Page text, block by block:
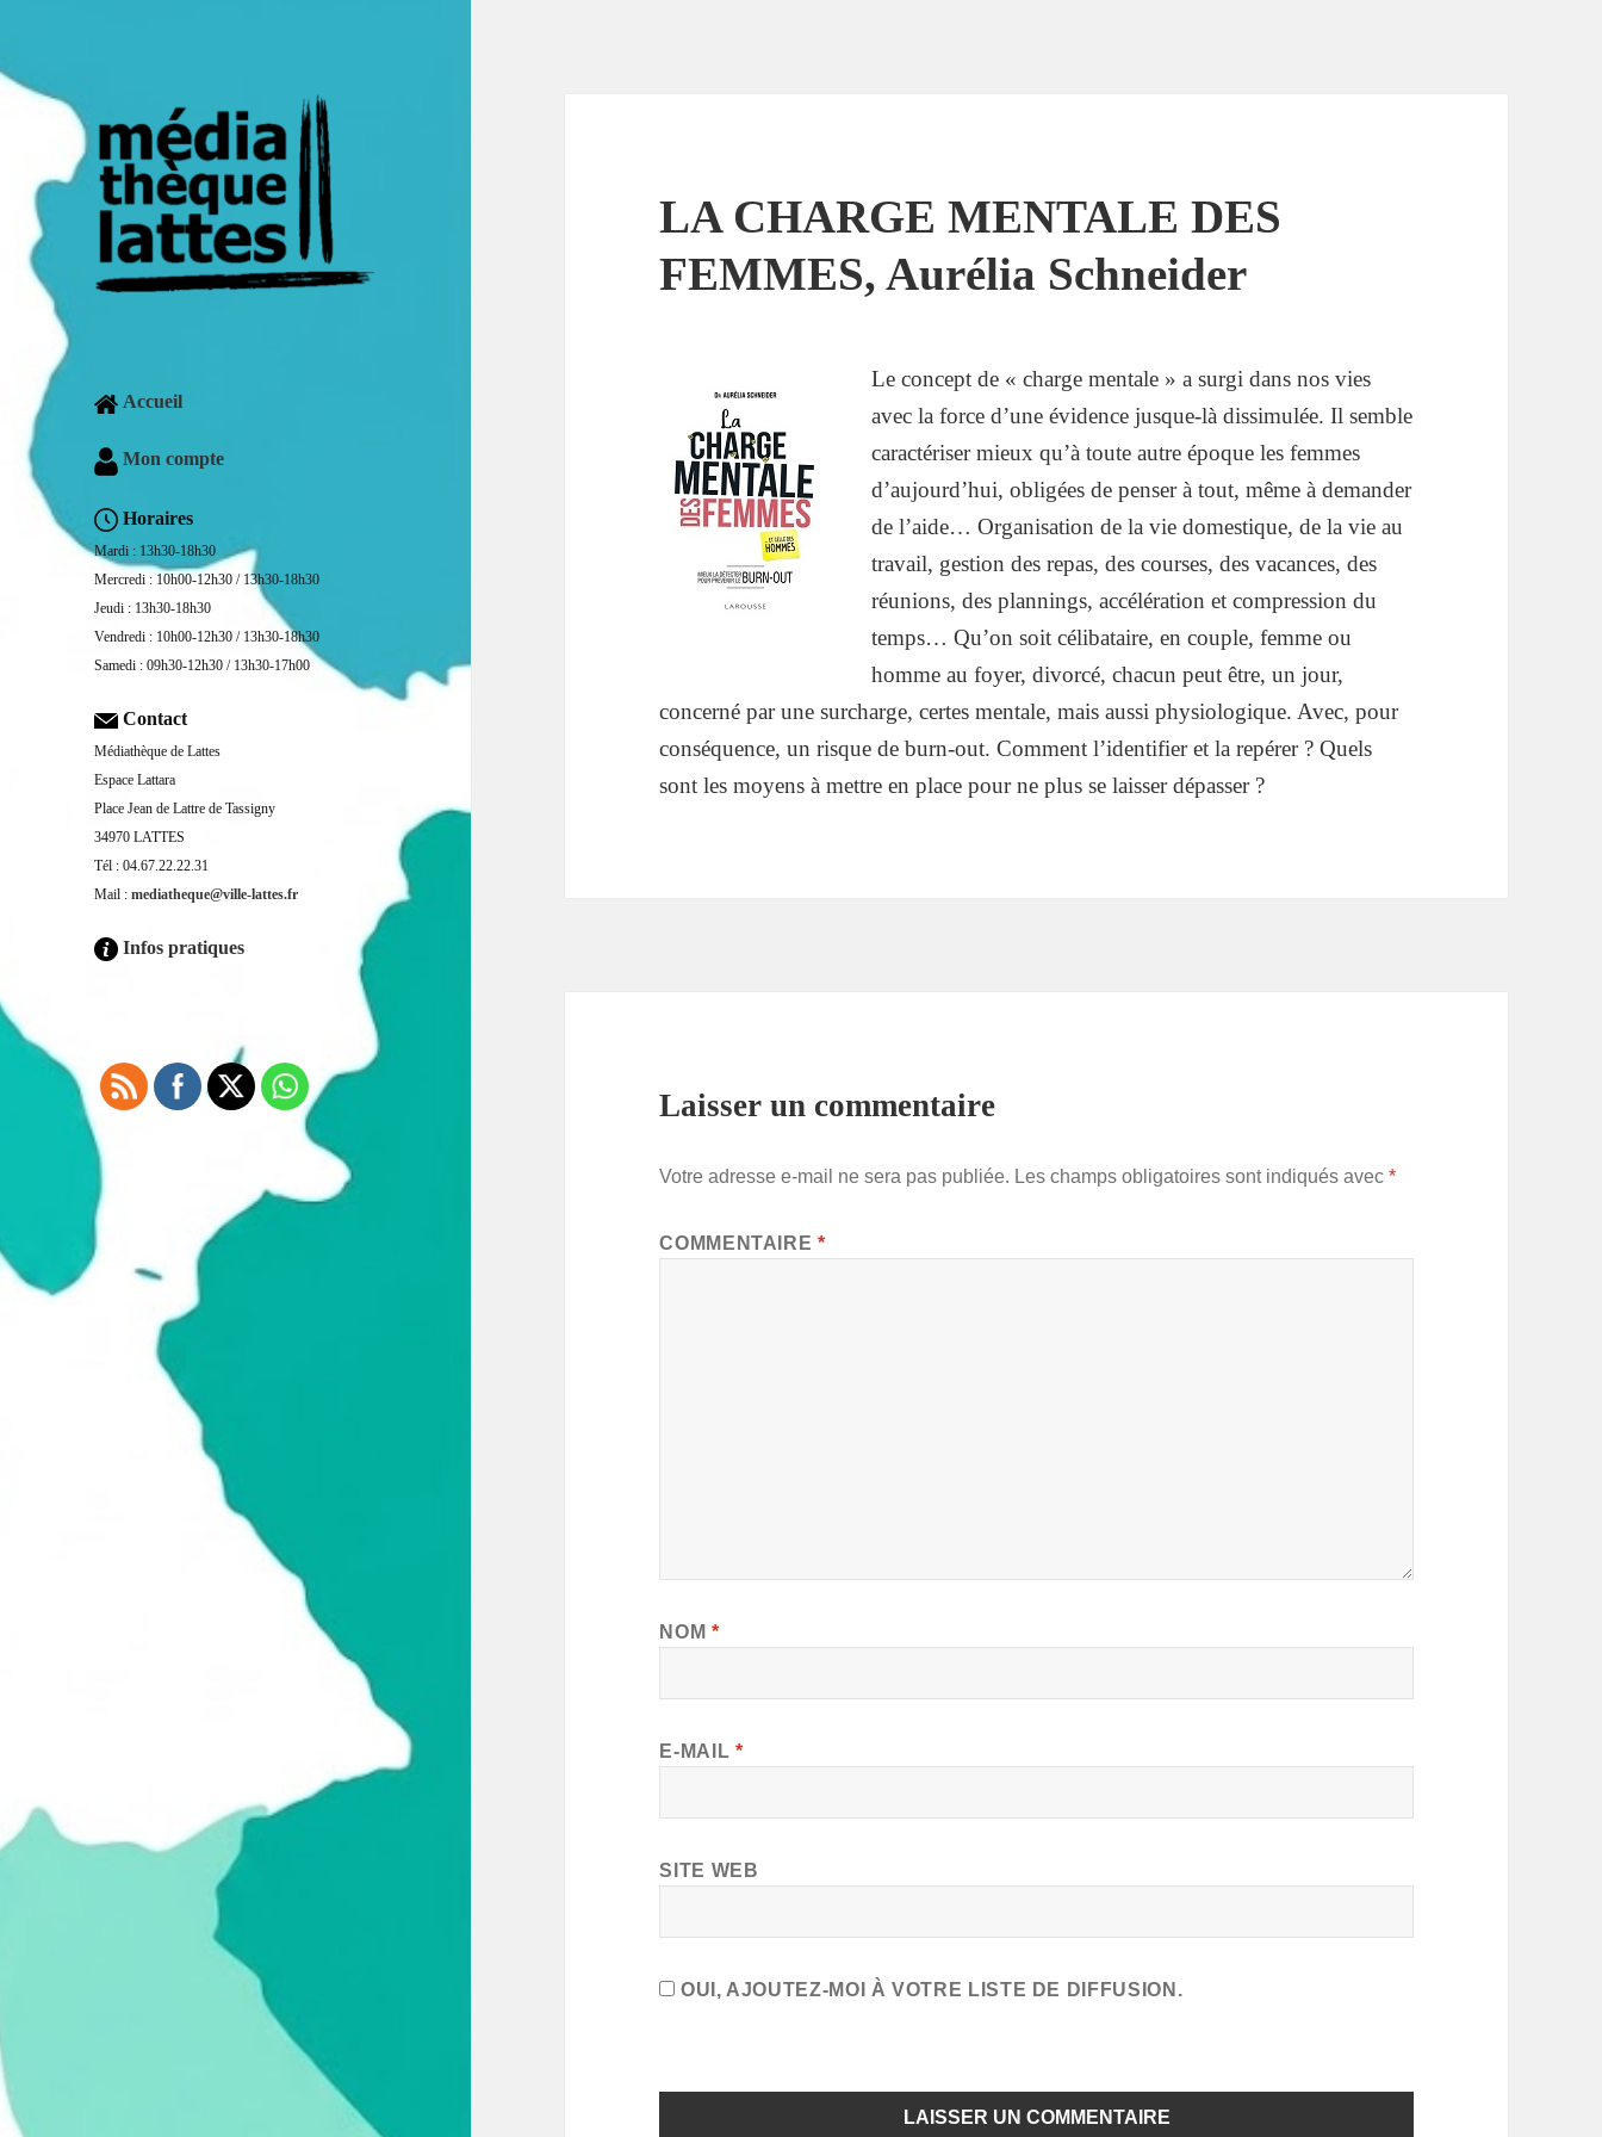
Accueil
Mon compte
Horaires
Mardi : 13h30-18h30
Mercredi : 10h00-12h30 / 13h30-18h30
Jeudi : 13h30-18h30
Vendredi : 10h00-12h30 / 13h30-18h30
Samedi : 09h30-12h30 / 13h30-17h00
Contact
Médiathèque de Lattes
Espace Lattara
Place Jean de Lattre de Tassigny
34970 LATTES
Tél : 04.67.22.22.31
Mail :mediatheque@ville-lattes.fr
Infos pratiques
LA CHARGE MENTALE DES
FEMMES, Aurélia Schneider
Le concept de « charge mentale » a surgi dans nos vies
avec la force d’une évidence jusque-là dissimulée. Il semble
caractériser mieux qu’à toute autre époque les femmes
d’aujourd’hui, obligées de penser à tout, même à demander
de l’aide… Organisation de la vie domestique, de la vie au
travail, gestion des repas, des courses, des vacances, des
réunions, des plannings, accélération et compression du
temps… Qu’on soit célibataire, en couple, femme ou
homme au foyer, divorcé, chacun peut être, un jour,
concerné par une surcharge, certes mentale, mais aussi physiologique. Avec, pour
conséquence, un risque de burn-out. Comment l’identifier et la repérer ? Quels
sont les moyens à mettre en place pour ne plus se laisser dépasser ?
Laisser un commentaire
Votre adresse e-mail ne sera pas publiée. Les champs obligatoires sont indiqués avec*
COMMENTAIRE*
NOM *
E-MAIL *
SITE WEB
OUI, AJOUTEZ-MOI À VOTRE LISTE DE DIFFUSION.